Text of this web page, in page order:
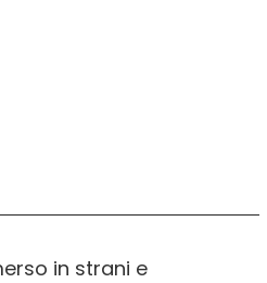
in strani e